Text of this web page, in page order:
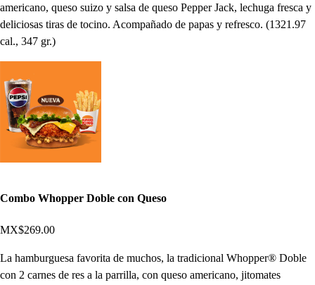
americano, queso suizo y salsa de queso Pepper Jack, lechuga fresca y
deliciosas tiras de tocino. Acompañado de papas y refresco. (1321.97
cal., 347 gr.)
Combo Whopper Doble con Queso
MX$269.00
La hamburguesa favorita de muchos, la tradicional Whopper® Doble
con 2 carnes de res a la parrilla, con queso americano, jitomates